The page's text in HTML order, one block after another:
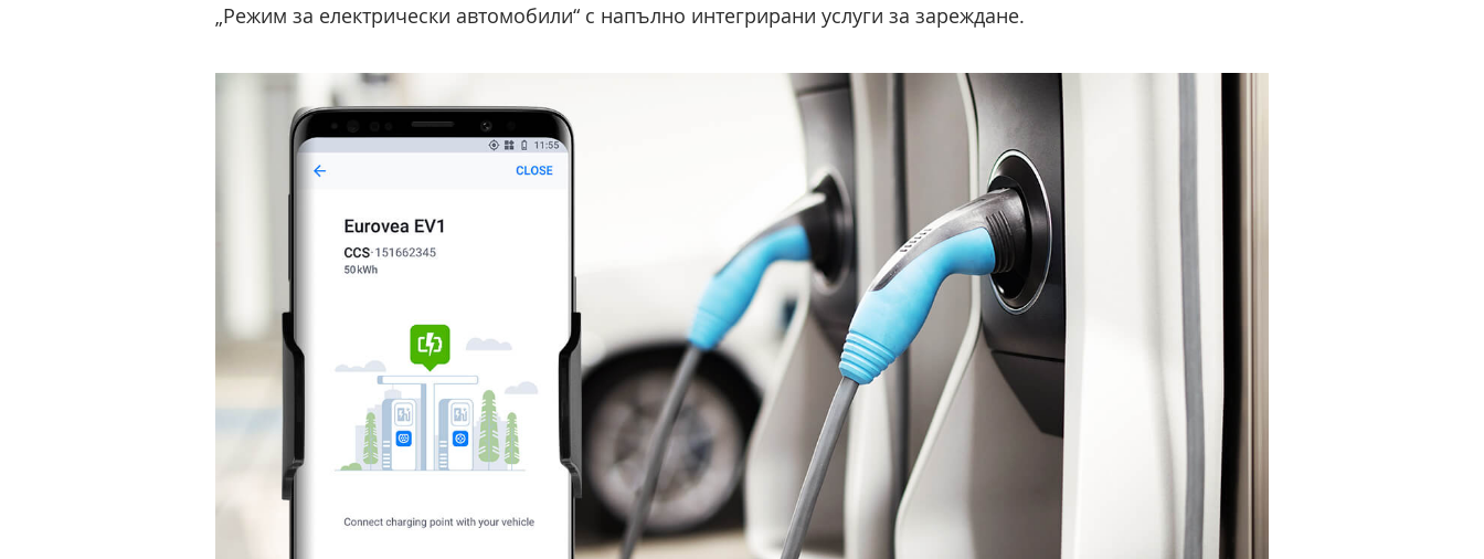
„Режим за електрически автомобили“ с напълно интегрирани услуги за зареждане.